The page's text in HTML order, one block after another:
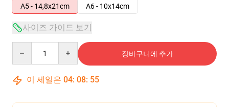
A5 - 14,8x21cm
A6 - 10x14cm
사이즈 가이드 보기
장바구니에 추가
이 세일은 04: 08: 54